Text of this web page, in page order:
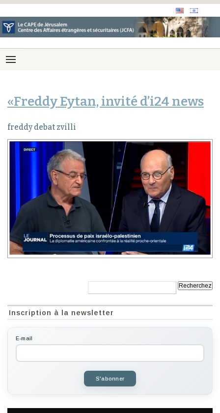
«Freddy Eytan, invité d’i24 news
freddy debat zvilli
Inscription à la newsletter
E-mail
S'abonner